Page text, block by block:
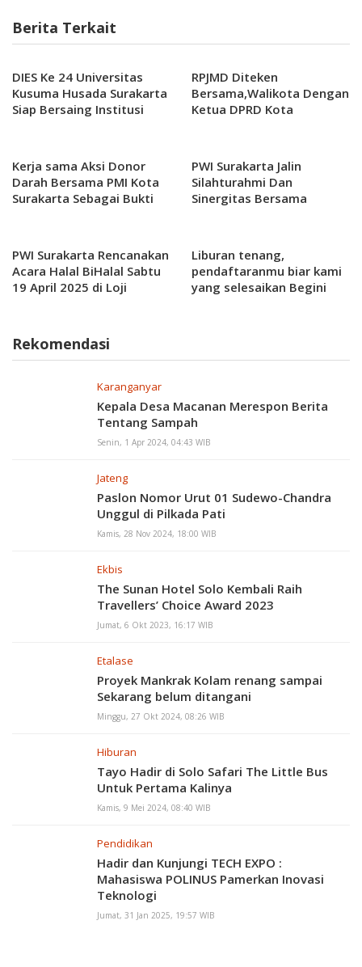
Berita Terkait
DIES Ke 24 Universitas
Kusuma Husada Surakarta
Siap Bersaing Institusi
RPJMD Diteken
Bersama,Walikota Dengan
Ketua DPRD Kota
Kerja sama Aksi Donor
Darah Bersama PMI Kota
Surakarta Sebagai Bukti
PWI Surakarta Jalin
Silahturahmi Dan
Sinergitas Bersama
PWI Surakarta Rencanakan
Acara Halal BiHalal Sabtu
19 April 2025 di Loji
Liburan tenang,
pendaftaranmu biar kami
yang selesaikan Begini
Rekomendasi
Karanganyar
Kepala Desa Macanan Merespon Berita
Tentang Sampah
Senin, 1 Apr 2024, 04:43 WIB
Jateng
Paslon Nomor Urut 01 Sudewo-Chandra
Unggul di Pilkada Pati
Kamis, 28 Nov 2024, 18:00 WIB
Ekbis
The Sunan Hotel Solo Kembali Raih
Travellers’ Choice Award 2023
Jumat, 6 Okt 2023, 16:17 WIB
Etalase
Proyek Mankrak Kolam renang sampai
Sekarang belum ditangani
Minggu, 27 Okt 2024, 08:26 WIB
Hiburan
Tayo Hadir di Solo Safari The Little Bus
Untuk Pertama Kalinya
Kamis, 9 Mei 2024, 08:40 WIB
Pendidikan
Hadir dan Kunjungi TECH EXPO :
Mahasiswa POLINUS Pamerkan Inovasi
Teknologi
Jumat, 31 Jan 2025, 19:57 WIB